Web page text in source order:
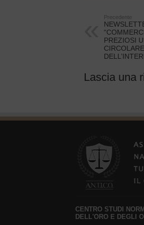
Precedente
PREZIOSI
Lascia una
CENTRO STUDI
DELL'ORO E DEGLI